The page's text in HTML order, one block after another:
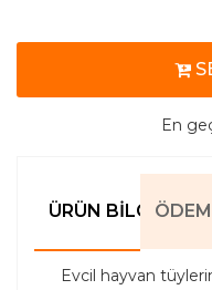
En
ÜRÜN BILGILERI
Evcil hayvan